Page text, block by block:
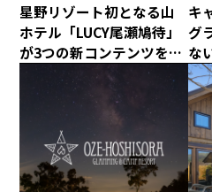
星野リゾート初となる山
ホテル「LUCY尾瀬鳩待」
が3つの新コンテンツを企
画して、2026年シーズン
は4月29日に全館営業開
キ
グ
な
タ
熊
ウ
ト